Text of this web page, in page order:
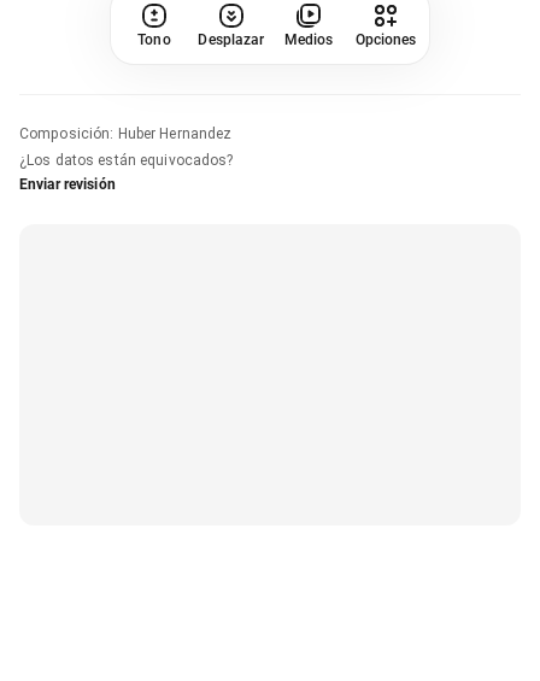
Tono Desplazar Medios Opciones
Composición: Huber Hernandez
¿Los datos están equivocados?
Enviar revisión